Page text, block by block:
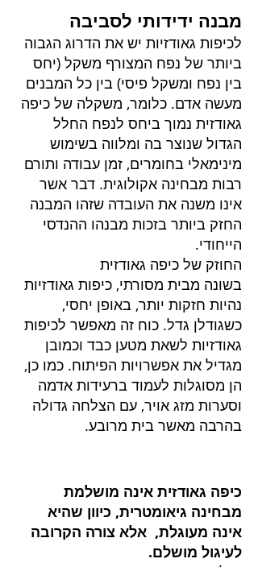
מבנה ידידותי לסביבה
לכיפות גאודזיות יש את הדרוג הגבוה
ביותר של נפח המצורף משקל (יחס
בין נפח ומשקל פיסי) בין כל המבנים
מעשה אדם. כלומר, משקלה של כיפה
גאודזית נמוך ביחס לנפח החלל
הגדול שנוצר בה ומלווה בשימוש
מינימאלי בחומרים, זמן עבודה ותורם
רבות מבחינה אקולוגית. דבר אשר
אינו משנה את העובדה שזהו המבנה
החזק ביותר בזכות מבנהו ההנדסי
הייחודי.
החוזק של כיפה גאודזית
בשונה מבית מסורתי, כיפות גאודזיות
נהיות חזקות יותר, באופן יחסי,
כשגודלן גדל. כוח זה מאפשר לכיפות
גאודזיות לשאת מטען כבד וכמובן
מגדיל את אפשרויות הפיתוח. כמו כן,
הן מסוגלות לעמוד ברעידות אדמה
וסערות מזג אויר, עם הצלחה גדולה
בהרבה מאשר בית מרובע.
כיפה גאודזית אינה מושלמת
מבחינה גיאומטרית, כיוון שהיא
אינה מעוגלת, אלא צורה הקרובה
לעיגול מושלם.